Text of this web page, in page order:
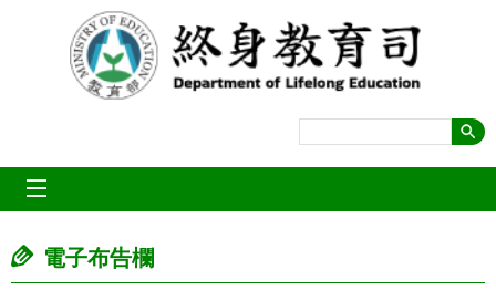
跳到主要內容區塊
電子布告欄